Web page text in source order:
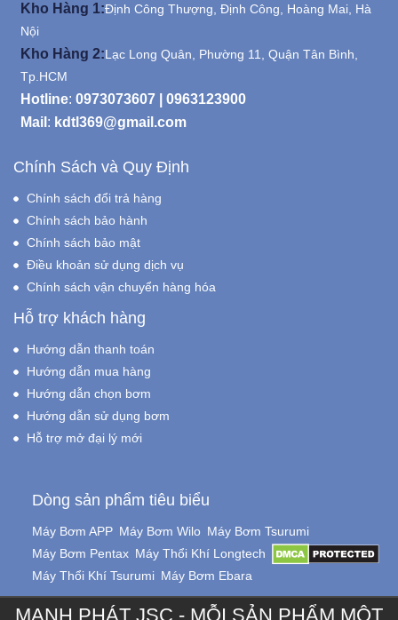
Kho Hàng 1:Định Công Thượng, Định Công, Hoàng Mai, Hà
Nội
Kho Hàng 2:Lạc Long Quân, Phường 11, Quận Tân Bình,
Tp.HCM
Hotline: 0973073607
0963123900
Mail : kdtl369@gmail.com
Chính Sách và Quy Định
Chính sách đổi trả hàng
Chính sách bảo hành
Chính sách bảo mật
Điều khoản sử dụng dịch vụ
Chính sách vận chuyển hàng hóa
Hỗ trợ khách hàng
Hướng dẫn thanh toán
Hướng dẫn mua hàng
Hướng dẫn chọn bơm
Hướng dẫn sử dụng bơm
Hỗ trợ mở đại lý mới
Dòng sản phẩm tiêu biểu
Máy Bơm APP Máy Bơm Wilo Máy Bơm Tsurumi
Máy Bơm Pentax Máy Thổi Khí Longtech
Máy Thổi Khí Tsurumi Máy Bơm Ebara
MẠNH PHÁT JSC - MỖI SẢN PHẨM MỘT